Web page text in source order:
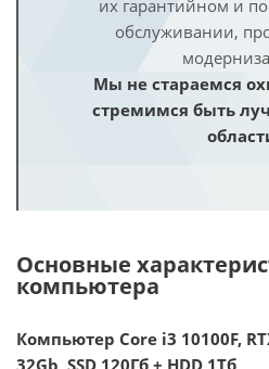
их гарантийном и
обслуживании,
Мы не стараемся
стремимся быть
Основные
компьютера
Компьютер Core i3 10100F,
32Gb, SSD 120Гб + HDD 1Тб